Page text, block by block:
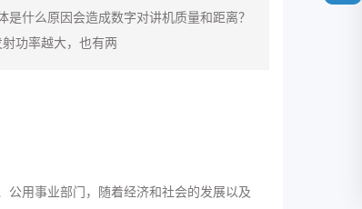
什么原因会造成数字对讲机质量和距离？
功率越大，也有两
公用事业部门，随着经济和社会的发展以及